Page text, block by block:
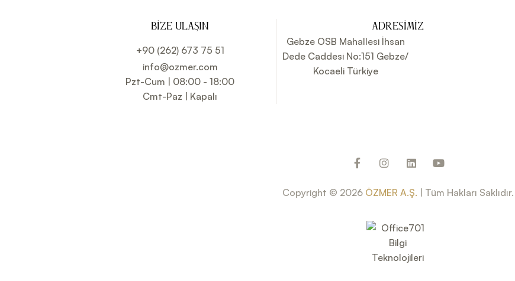
BIZE ULAŞIN
+90 (262) 673 75 51
info@ozmer.com
Pzt-Cum | 08:00 - 18:00
Cmt-Paz | Kapalı
ADRESIMIZ
Gebze OSB Mahallesi İhsan
Dede Caddesi No:151 Gebze/
Kocaeli Türkiye
Copyright © 2026 ÖZMER A.Ş. | Tüm Hakları Saklıdır.